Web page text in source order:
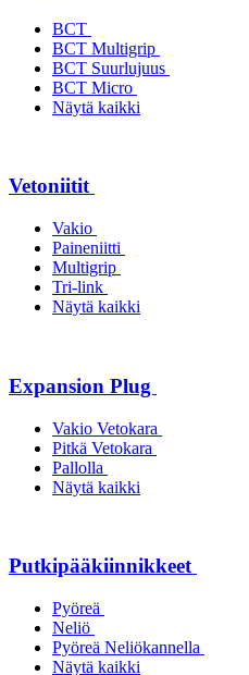
BCT
BCT Multigrip
BCT Suurlujuus
BCT Micro
Näytä kaikki
Vetoniitit
Vakio
Paineniitti
Multigrip
Tri-link
Näytä kaikki
Expansion Plug
Vakio Vetokara
Pitkä Vetokara
Pallolla
Näytä kaikki
Putkipääkiinnikkeet
Pyöreä
Neliö
Pyöreä Neliökannella
Näytä kaikki